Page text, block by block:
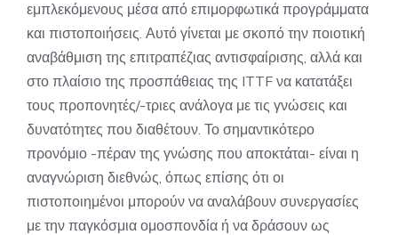
εμπλεκόμενους μέσα από επιμορφωτικά προγράμματα
και πιστοποιήσεις. Αυτό γίνεται με σκοπό την ποιοτική
αναβάθμιση της επιτραπέζιας αντισφαίρισης, αλλά και
στο πλαίσιο της προσπάθειας της ITTF να κατατάξει
τους προπονητές/-τριες ανάλογα με τις γνώσεις και
δυνατότητες που διαθέτουν. Το σημαντικότερο
προνόμιο -πέραν της γνώσης που αποκτάται- είναι η
αναγνώριση διεθνώς, όπως επίσης ότι οι
πιστοποιημένοι μπορούν να αναλάβουν συνεργασίες
με την παγκόσμια ομοσπονδία ή να δράσουν ως